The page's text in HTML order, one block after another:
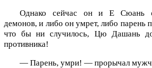
Однако сейчас он и Е Сюань
демонов, и либо он умрет, либо парень
что бы ни случилось, Цю Дашань
противника!
— Парень, умри! — прорычал